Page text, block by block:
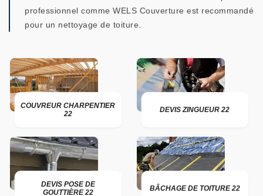
professionnel comme WELS Couverture est recommandé
pour un nettoyage de toiture.
COUVREUR CHARPENTIER
22
DEVIS ZINGUEUR 22
DEVIS POSE DE
GOUTTIÈRE 22
BÂCHAGE DE TOITURE 22